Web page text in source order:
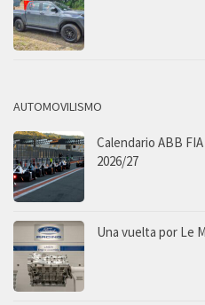
AUTOMOVILISMO
Calendario ABB
2026/27
Una vuelta por Le